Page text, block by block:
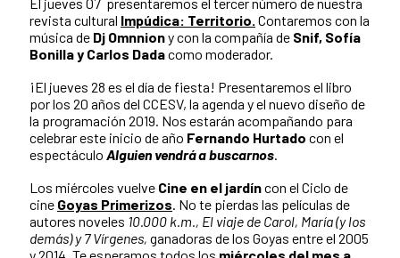
revista cultural Impúdica: Territorio. Contaremos con la
música de Dj Omnniony con la compañía de Snif, Sofía
Bonilla y Carlos Dadacomo moderador.
¡El jueves 28 es el día de fiesta! Presentaremos el libro
por los 20 años del CCESV, la agenda y el nuevo diseño de
la programación 2019. Nos estarán acompañando para
celebrar este inicio de año Fernando Hurtado con el
espectáculo Alguien vendrá a buscarnos.
Los miércoles vuelve Cine en el jardíncon el Ciclo de
cine Goyas Primerizos. No te pierdas las películas de
autores noveles 10.000 k.m., El viaje de Carol, María (y los
demás) y 7 Vírgenes, ganadoras de los Goyas entre el 2005